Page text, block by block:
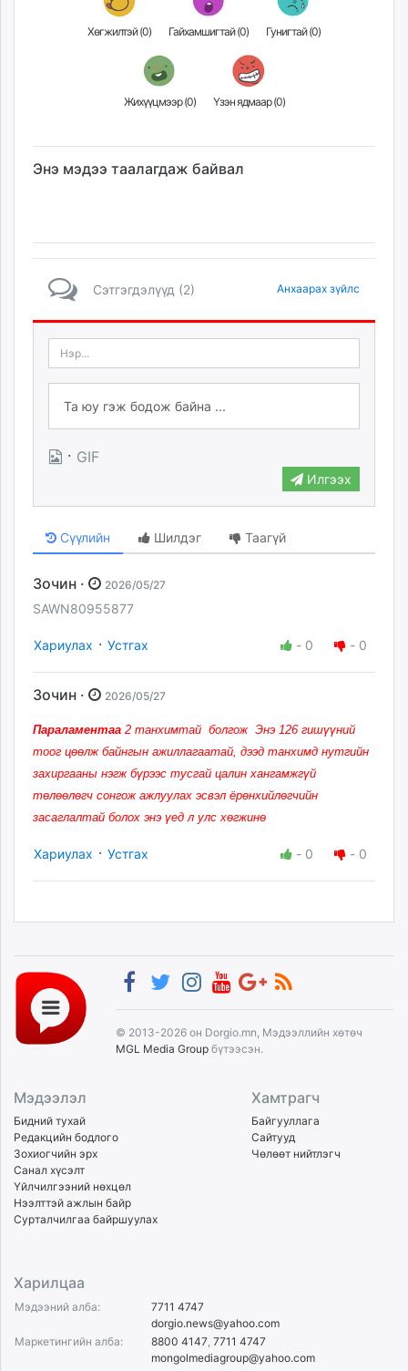
Хөгжилтэй (0) Гайхамшигтай (0) Гунигтай (0)
Жихүүцмээр (0) Үзэн ядмаар (0)
Энэ мэдээ таалагдаж байвал
Сэтгэгдэлүүд (2) Анхаарах зүйлс
· GIF
Илгээх
Сүүлийн Шилдэг Таагүй
Зочин · 2026/05/27
SAWN80955877
Хариулах · Устгах - 0 - 0
Зочин · 2026/05/27
Параламентаа 2 танхимтай болгож Энэ 126 гишүүний
тоог цөөлж байнгын ажиллагаатай, дээд танхимд нутгийн
захиргааны нэгж бүрээс тусгай цалин хангамжгүй
төлөөлөгч сонгож ажлуулах эсвэл ёрөнхийлөгчийн
засаглалтай болох энэ үед л улс хөгжинө
Хариулах · Устгах - 0 - 0
© 2013-2026 он Dorgio.mn, Мэдээллийн хөтөч
MGL Media Group бүтээсэн.
Мэдээлэл
Бидний тухай
Редакцийн бодлого
Зохиогчийн эрх
Санал хүсэлт
Үйлчилгээний нөхцөл
Нээлттэй ажлын байр
Сурталчилгаа байршуулах
Хамтрагч
Байгууллага
Сайтууд
Чөлөөт нийтлэгч
Харилцаа
Мэдээний алба:
7711 4747
dorgio.news@yahoo.com
Маркетингийн алба:
8800 4147, 7711 4747
mongolmediagroup@yahoo.com